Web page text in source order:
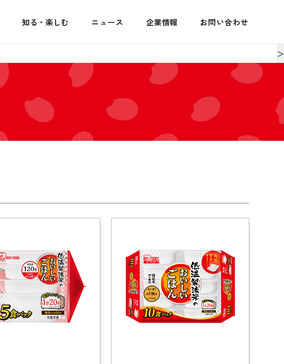
知る・楽しむ ニュース 企業情報 お問い合わせ